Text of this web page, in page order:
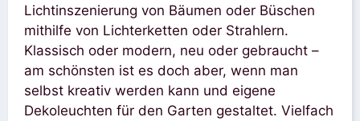
Lichtinszenierung von Bäumen oder Büschen
mithilfe von Lichterketten oder Strahlern.
Klassisch oder modern, neu oder gebraucht –
am schönsten ist es doch aber, wenn man
selbst kreativ werden kann und eigene
Dekoleuchten für den Garten gestaltet. Vielfach